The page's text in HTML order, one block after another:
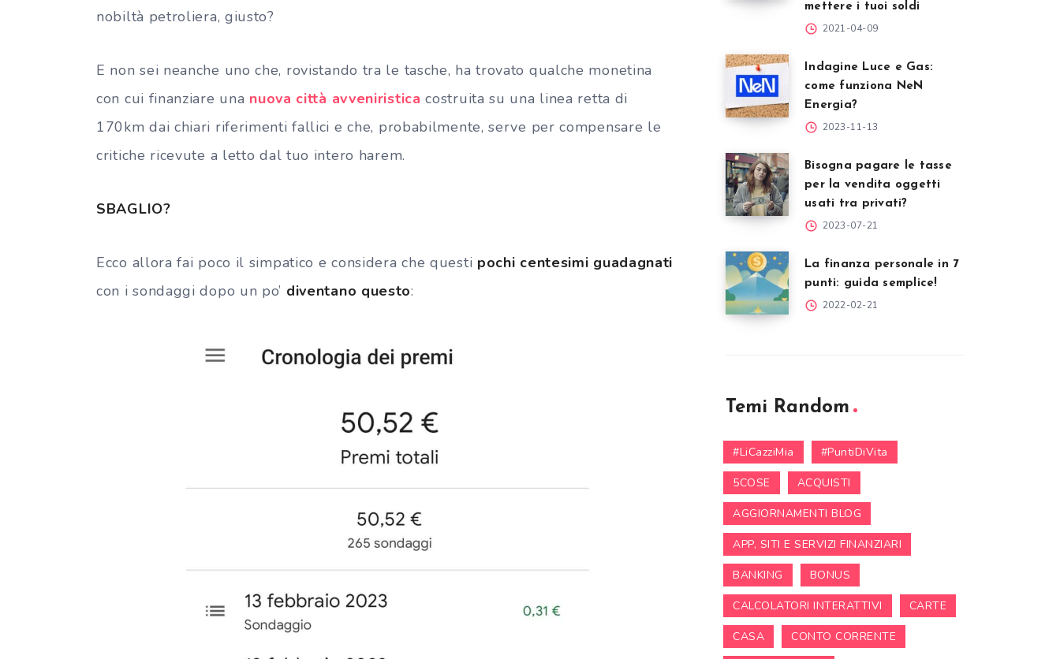
nobiltà petroliera, giusto?
E non sei neanche uno che, rovistando tra le tasche, ha trovato qualche monetina
con cui finanziare una nuova città avveniristica costruita su una linea retta di
170km dai chiari riferimenti fallici e che, probabilmente, serve per compensare le
critiche ricevute a letto dal tuo intero harem.
SBAGLIO?
Ecco allora fai poco il simpatico e considera che questi pochi centesimi guadagnati
con i sondaggi dopo un po’ diventano questo:
mettere i tuoi soldi
2021-04-09
Indagine Luce e Gas:
come funziona NeN
Energia?
2023-11-13
Bisogna pagare le tasse
per la vendita oggetti
usati tra privati?
2023-07-21
La finanza personale in 7
punti: guida semplice!
2022-02-21
Temi Random
#LiCazziMia #PuntiDiVita
5COSE ACQUISTI
AGGIORNAMENTI BLOG
APP, SITI E SERVIZI FINANZIARI
BANKING BONUS
CALCOLATORI INTERATTIVI CARTE
CASA CONTO CORRENTE